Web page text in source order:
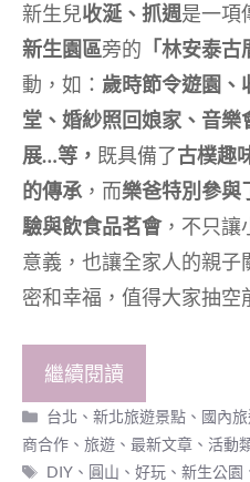
新生兒收涎、抓週是一項
新生園區旁的 「林安泰古
動，如： 歲時節令遊園、
堂、婚紗照回娘家、音
展…等， 既具備了古樸趣
的傳承，而樂爸特別參與
驗與飲食品茗會，不只讓
意義，也讓全家人的親
密和幸福，值得大家抽空
繼續閱讀
分
類
台北、新北旅遊景點 、 國內
商合作 、 旅遊 、 最新文章 、 活動
標
DIY 、 圓山 、好玩 、新生公園